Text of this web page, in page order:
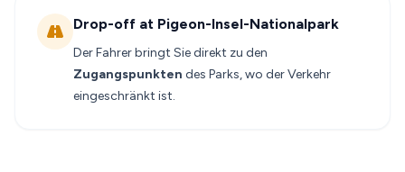
Drop-off at Pigeon-Insel-Nationalpark
Der Fahrer bringt Sie direkt zu den
Zugangspunkten des Parks, wo der Verkehr
eingeschränkt ist.